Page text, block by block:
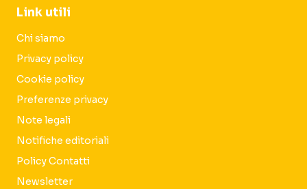
Link utili
Chi siamo
Privacy policy
Cookie policy
Preferenze privacy
Note legali
Notifiche editoriali
Policy Contatti
Newsletter